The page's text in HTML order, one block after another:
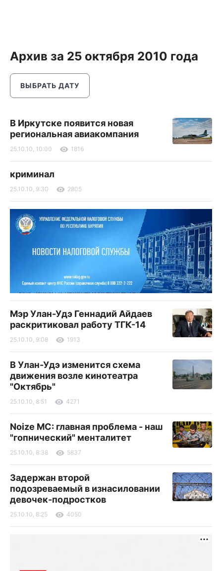
Архив за 25 октября 2010 года
ВЫБРАТЬ ДАТУ
В Иркутске появится новая
региональная авиакомпания
25.10.10, 10:00 1816
криминал
25.10.10, 9:30 2805
Мэр Улан-Удэ Геннадий Айдаев
раскритиковал работу ТГК-14
25.10.10, 9:08 1913
В Улан-Удэ изменится схема
движения возле кинотеатра
"Октябрь"
25.10.10, 8:51 4271
Noize MC: главная проблема - наш
"гопнический" менталитет
25.10.10, 8:38 5837
Задержан второй
подозреваемый в изнасиловании
девочек-подростков
25.10.10, 8:25 4050